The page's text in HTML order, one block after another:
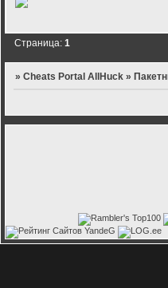
Страница:1
»Cheats Portal AllHuck »